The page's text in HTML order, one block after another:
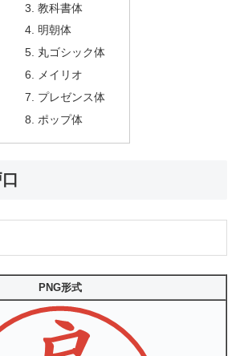
教科書体
明朝体
丸ゴシック体
メイリオ
プレゼンス体
ポップ体
PNG形式